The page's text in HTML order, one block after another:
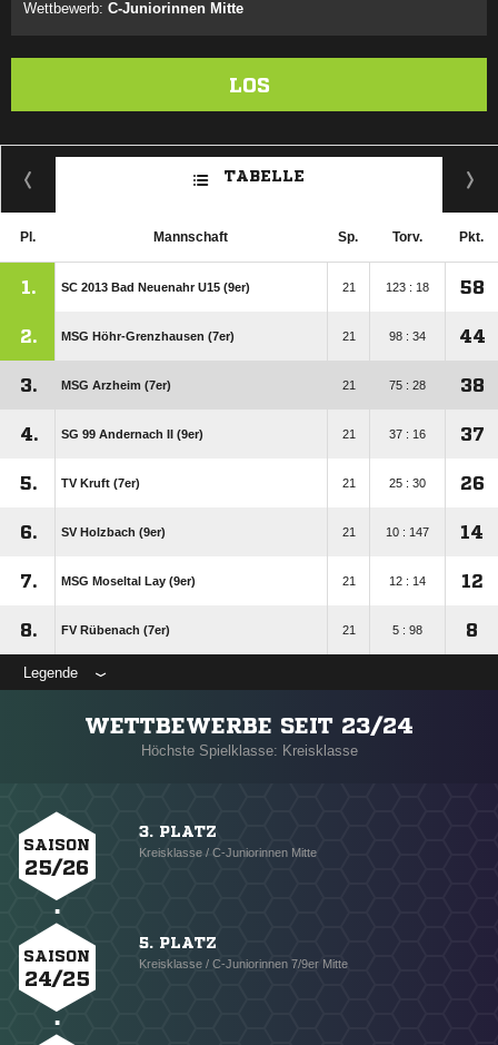
Wettbewerb: C-Juniorinnen Mitte
LOS
TABELLE
Pl. Mannschaft Sp. Torv. Pkt.
1. SC 2013 Bad Neuenahr U15 (9er) 21 123 : 18 58
2. MSG Höhr-Grenzhausen (7er) 21 98 : 34 44
3. MSG Arzheim (7er) 21 75 : 28 38
4. SG 99 Andernach II (9er) 21 37 : 16 37
5. TV Kruft (7er) 21 25 : 30 26
6. SV Holzbach (9er) 21 10 : 147 14
7. MSG Moseltal Lay (9er) 21 12 : 14 12
8. FV Rübenach (7er) 21 5 : 98 8
Legende
WETTBEWERBE SEIT 23/24
Höchste Spielklasse: Kreisklasse
SAISON
25/26
3. PLATZ
Kreisklasse / C-Juniorinnen Mitte
SAISON
24/25
5. PLATZ
Kreisklasse / C-Juniorinnen 7/9er Mitte